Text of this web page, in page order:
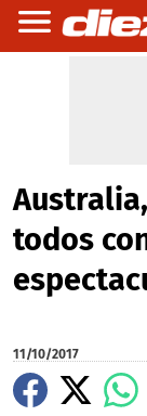
todos
11/10/2017